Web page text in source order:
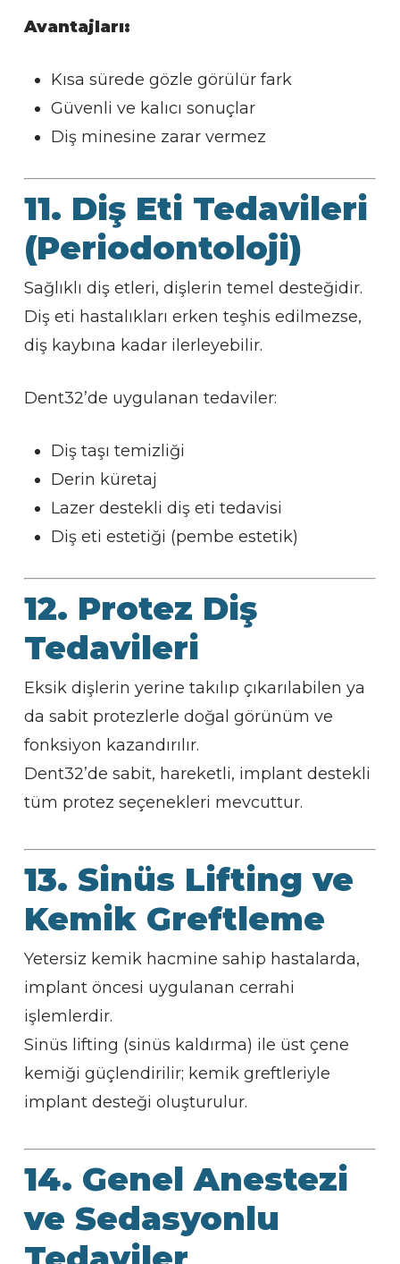
Avantajları:
Kısa sürede gözle görülür fark
Güvenli ve kalıcı sonuçlar
Diş minesine zarar vermez
11. Diş Eti Tedavileri
(Periodontoloji)
Sağlıklı diş etleri, dişlerin temel desteğidir.
Diş eti hastalıkları erken teşhis edilmezse,
diş kaybına kadar ilerleyebilir.
Dent32’de uygulanan tedaviler:
Diş taşı temizliği
Derin küretaj
Lazer destekli diş eti tedavisi
Diş eti estetiği (pembe estetik)
12. Protez Diş
Tedavileri
Eksik dişlerin yerine takılıp çıkarılabilen ya
da sabit protezlerle doğal görünüm ve
fonksiyon kazandırılır.
Dent32’de sabit, hareketli, implant destekli
tüm protez seçenekleri mevcuttur.
13. Sinüs Lifting ve
Kemik Greftleme
Yetersiz kemik hacmine sahip hastalarda,
implant öncesi uygulanan cerrahi
işlemlerdir.
Sinüs lifting (sinüs kaldırma) ile üst çene
kemiği güçlendirilir; kemik greftleriyle
implant desteği oluşturulur.
14. Genel Anestezi
ve Sedasyonlu